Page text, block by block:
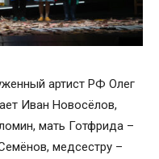
артист РФ Олег
Иван Новосёлов,
мать Готфрида –
медсестру –